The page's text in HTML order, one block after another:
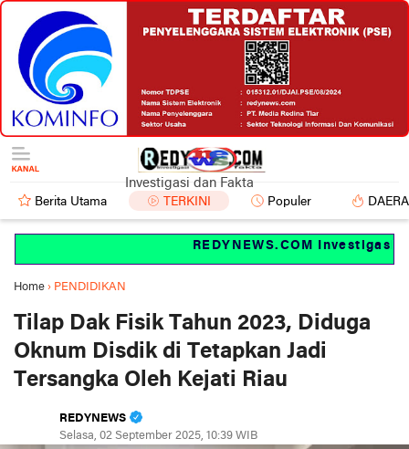
Investigasi dan Fakta
Berita Utama TERKINI Populer
REDYNEWS.COM Investigasi
Home › PENDIDIKAN
Tilap Dak Fisik Tahun 2023, Diduga
Oknum Disdik di Tetapkan Jadi
Tersangka Oleh Kejati Riau
REDYNEWS
Selasa, 02 September 2025, 10:39 WIB